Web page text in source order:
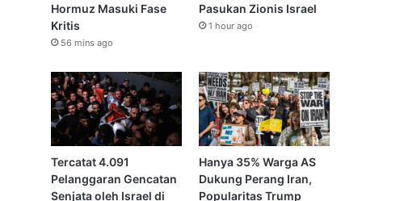
Hormuz Masuki Fase
Kritis
56 mins ago
Pasukan Zionis Israel
1 hour ago
Tercatat 4.091
Pelanggaran Gencatan
Senjata oleh Israel di
Hanya 35% Warga AS
Dukung Perang Iran,
Popularitas Trump